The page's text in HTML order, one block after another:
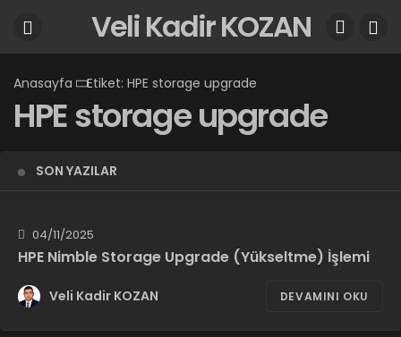
Veli Kadir KOZAN
Anasayfa Etiket: HPE storage upgrade
HPE storage upgrade
SON YAZILAR
04/11/2025
HPE Nimble Storage Upgrade (Yükseltme) İşlemi
Veli Kadir KOZAN DEVAMINI OKU